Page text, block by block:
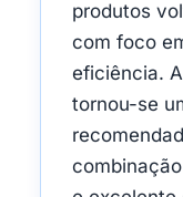
produtos
com foco
eficiência.
tornou-se